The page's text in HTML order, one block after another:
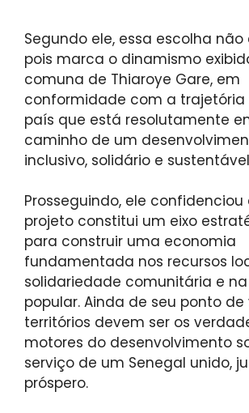
Segundo ele, essa escolha
pois marca o dinamismo
comuna de Thiaroye Gare, em
conformidade com a trajetória
país que está resolutamente
caminho de um
inclusivo, solidário e
Prosseguindo, ele confidenciou
projeto constitui um eixo
para construir uma economia
fundamentada nos recursos
solidariedade comunitária e
popular. Ainda de seu ponto de
territórios devem ser os
motores do desenvolvimento
serviço de um Senegal unido,
próspero.